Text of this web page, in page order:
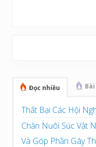
Đọc nhiều
Thất Bại Các Hội
Chăn Nuôi Súc Vật
Và Góp Phần Gây